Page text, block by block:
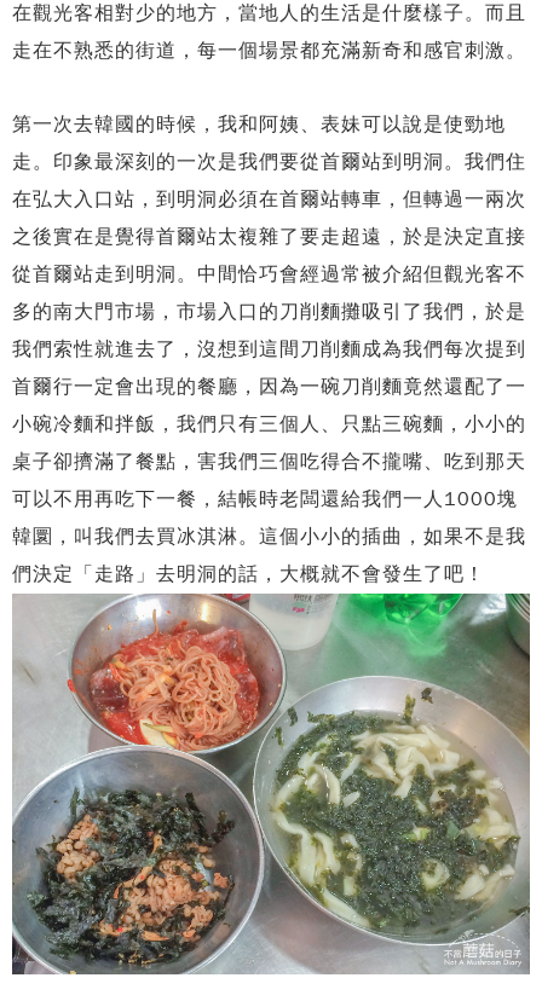
在觀光客相對少的地方，當地人的生活是什麼樣子。而且
走在不熟悉的街道，每一個場景都充滿新奇和感官刺激。
第一次去韓國的時候，我和阿姨、表妹可以說是使勁地
走。印象最深刻的一次是我們要從首爾站到明洞。我們住
在弘大入口站，到明洞必須在首爾站轉車，但轉過一兩次
之後實在是覺得首爾站太複雜了要走超遠，於是決定直接
從首爾站走到明洞。中間恰巧會經過常被介紹但觀光客不
多的南大門市場，市場入口的刀削麵攤吸引了我們，於是
我們索性就進去了，沒想到這間刀削麵成為我們每次提到
首爾行一定會出現的餐廳，因為一碗刀削麵竟然還配了一
小碗冷麵和拌飯，我們只有三個人、只點三碗麵，小小的
桌子卻擠滿了餐點，害我們三個吃得合不攏嘴、吃到那天
可以不用再吃下一餐，結帳時老闆還給我們一人1000塊
韓圜，叫我們去買冰淇淋。這個小小的插曲，如果不是我
們決定「走路」去明洞的話，大概就不會發生了吧！